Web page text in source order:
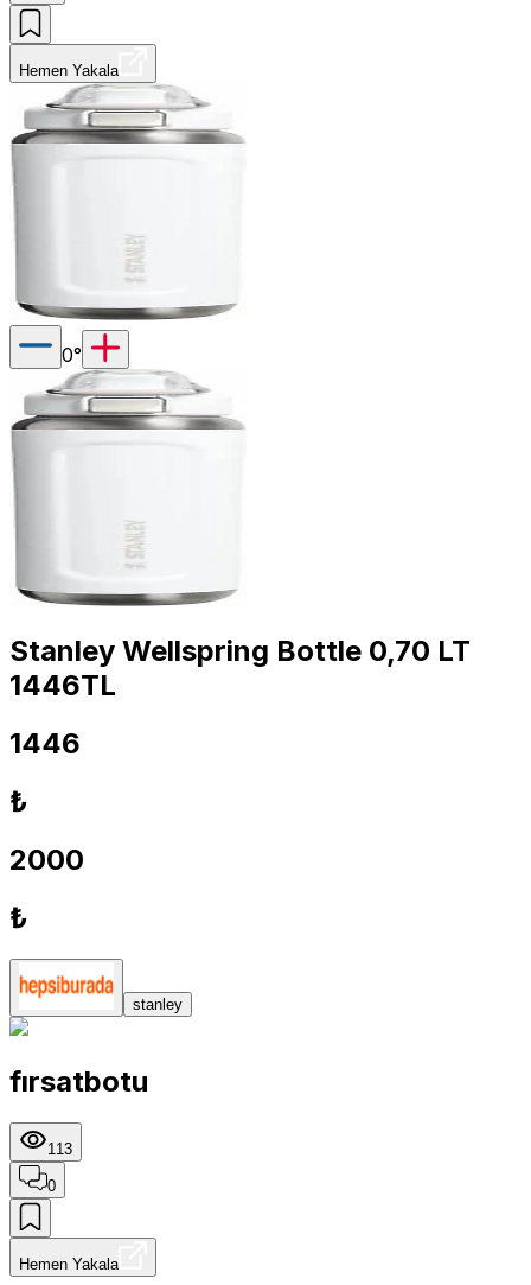
Hemen Yakala
0°
Stanley Wellspring Bottle 0,70 LT
1446TL
1446
₺
2000
₺
stanley
fırsatbotu
113
0
Hemen Yakala